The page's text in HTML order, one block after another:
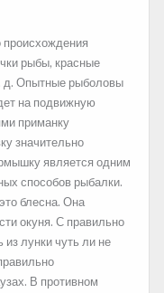
происхождения
рыбы, красные
д. Опытные рыболовы
на подвижную
приманку
значительно
является одним
способов рыбалки.
блесна. Она
окуня. С правильно
лунки чуть ли не
В противном